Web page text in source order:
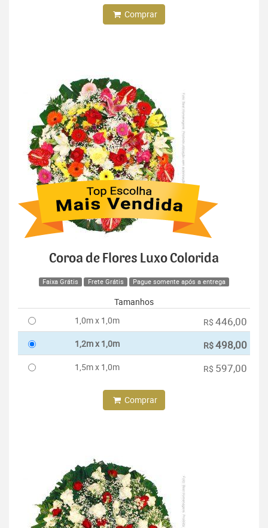
Comprar
Coroa de Flores Luxo Colorida
Faixa Grátis Frete Grátis Pague somente após a entrega
Tamanhos
1,0m x 1,0m
R$ 446,00
1,2m x 1,0m R$498,00
1,5m x 1,0m R$ 597,00
Comprar